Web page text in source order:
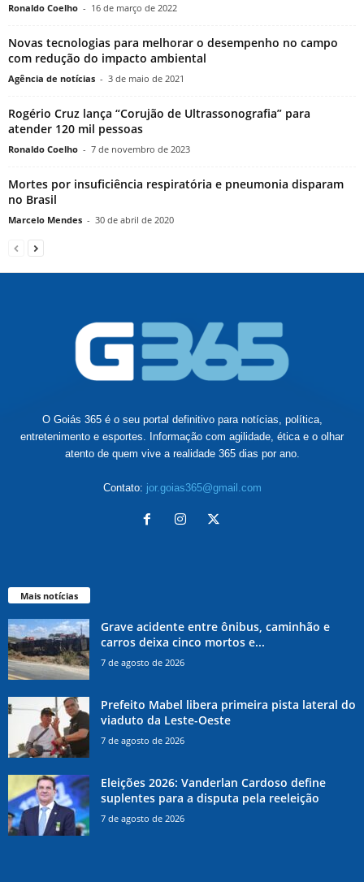
Ronaldo Coelho - 16 de março de 2022
Novas tecnologias para melhorar o desempenho no campo
com redução do impacto ambiental
Agência de notícias - 3 de maio de 2021
Rogério Cruz lança “Corujão de Ultrassonografia” para
atender 120 mil pessoas
Ronaldo Coelho - 7 de novembro de 2023
Mortes por insuficiência respiratória e pneumonia disparam
no Brasil
Marcelo Mendes - 30 de abril de 2020
O Goiás 365 é o seu portal definitivo para notícias, política,
entretenimento e esportes. Informação com agilidade, ética e o olhar
atento de quem vive a realidade 365 dias por ano.
Contato: jor.goias365@gmail.com
Mais notícias
Grave acidente entre ônibus, caminhão e
carros deixa cinco mortos e...
7 de agosto de 2026
Prefeito Mabel libera primeira pista lateral do
viaduto da Leste-Oeste
7 de agosto de 2026
Eleições 2026: Vanderlan Cardoso define
suplentes para a disputa pela reeleição
7 de agosto de 2026